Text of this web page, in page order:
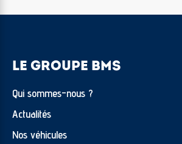
LE GROUPE BMS
Qui sommes-nous ?
Actualités
Nos véhicules